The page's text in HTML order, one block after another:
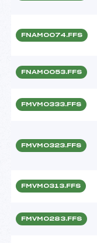
FNAM0074.FFS
FNAM0053.FFS
FMVM0333.FFS
FMVM0323.FFS
FMVM0313.FFS
FMVM0283.FFS